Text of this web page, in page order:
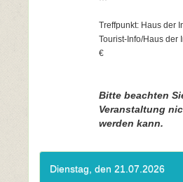
Treffpunkt: Haus der
Tourist-Info/Haus der
€
Bitte beachten
Veranstaltung
werden kann.
Dienstag, den 21.07.2026